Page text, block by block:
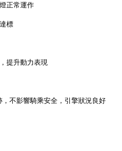
正常運作
標
提升動力表現
不影響騎乘安全，引擎狀況良好